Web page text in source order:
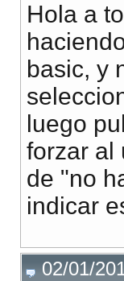
Hola a
basic, y
luego
forzar al
de "no
indicar
02/01/